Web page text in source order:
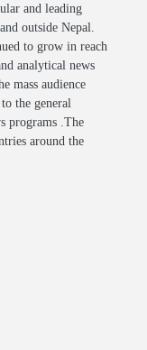
and leading
outside Nepal.
to grow in reach
analytical news
mass audience
the general
programs .The
around the